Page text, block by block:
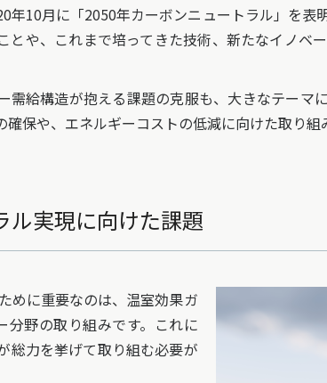
10月に「2050年カーボンニュートラル」を表
とや、これまで培ってきた技術、新たなイノベ
給構造が抱える課題の克服も、大きなテーマ
保や、エネルギーコストの低減に向けた取り組
ル実現に向けた課題
めに重要なのは、温室効果ガ
分野の取り組みです。これに
総力を挙げて取り組む必要が